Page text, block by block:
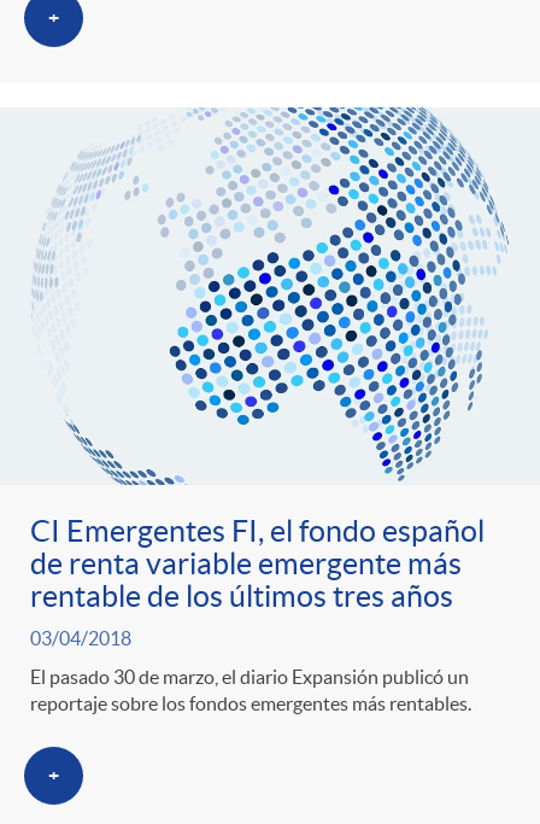
+
CI Emergentes FI, el fondo español
de renta variable emergente más
rentable de los últimos tres años
03/04/2018
El pasado 30 de marzo, el diario Expansión publicó un
reportaje sobre los fondos emergentes más rentables.
+